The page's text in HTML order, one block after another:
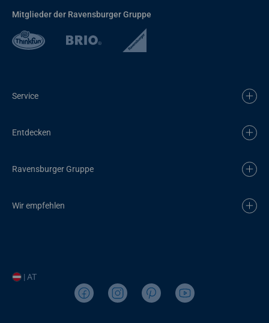
Mitglieder der Ravensburger Gruppe
Service
Entdecken
Ravensburger Gruppe
Wir empfehlen
| AT